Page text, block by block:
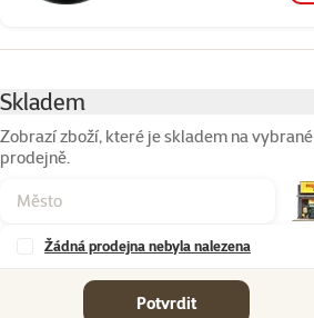
Skladem
Zobrazí zboží, které je skladem na vybrané
prodejně.
Žádná prodejna nebyla nalezena
Potvrdit